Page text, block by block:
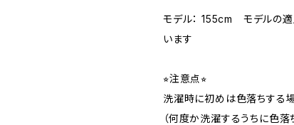
モデル： 155cm モデルの適
います
⭐︎注意点⭐︎
洗濯時に初めは色落ちする
（何度か洗濯するうちに色落